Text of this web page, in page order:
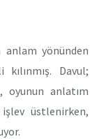
anlam yönünden
Davul;
oyunun anlatım
üstlenirken,